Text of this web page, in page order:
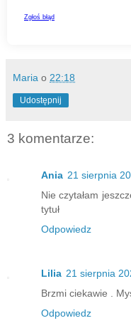
Maria o 22:18
Udostępnij
3 komentarze:
Ania 21 sierpnia
Nie czytałam
tytuł
Odpowiedz
Lilia 21 sierpnia
Brzmi ciekawie .
Odpowiedz